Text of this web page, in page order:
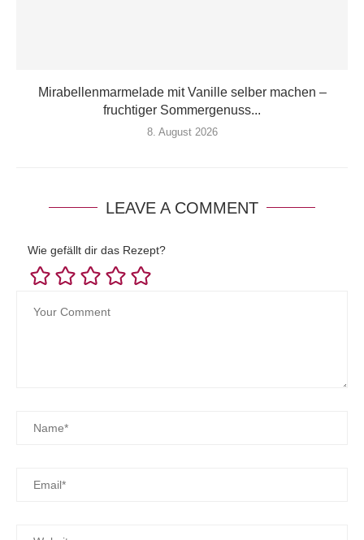
Mirabellenmarmelade mit Vanille selber machen –
fruchtiger Sommergenuss...
8. August 2026
LEAVE A COMMENT
Wie gefällt dir das Rezept?